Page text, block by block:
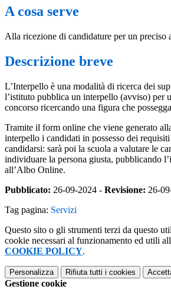
A cosa serve
Alla ricezione di candidature per un preciso
Descrizione breve
L’Interpello è una modalità di ricerca dei
l’istituto pubblica un interpello (avviso) per
concorso ricercando una figura che
Tramite il form online che viene generato
interpello i candidati in possesso dei
candidarsi: sarà poi la scuola a valutare le
individuare la persona giusta, pubblicando
all’Albo Online.
Pubblicato: 26-09-2024 - Revisione: 26-
Tag pagina: Servizi
Questo sito o gli strumenti terzi da questo
cookie necessari al funzionamento ed utili
COOKIE POLICY.
Personalizza Rifiuta tutti i cookies
Gestione cookie